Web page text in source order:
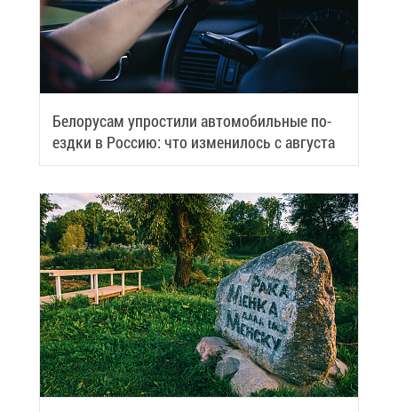
Бе­ло­ру­сам упро­сти­ли ав­то­мо­биль­ные по­
езд­ки в Рос­сию: что из­ме­ни­лось с ав­гу­ста